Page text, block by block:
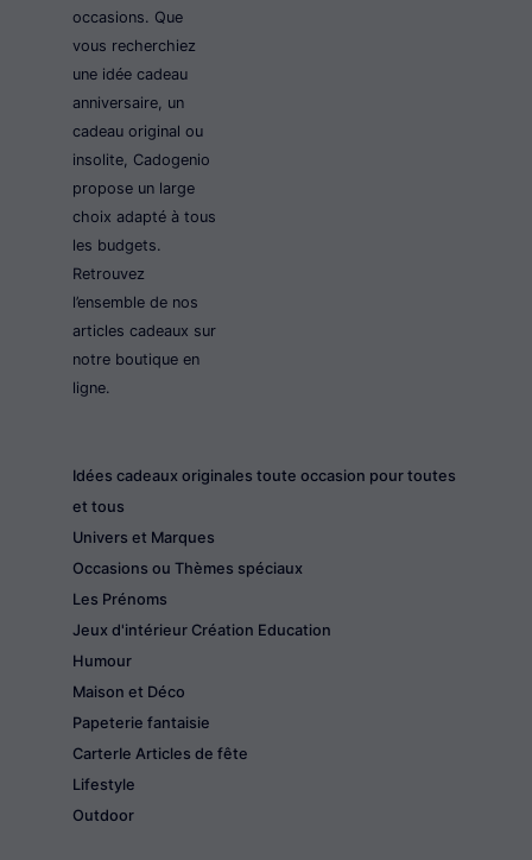
occasions. Que
vous recherchiez
une idée cadeau
anniversaire, un
cadeau original ou
insolite, Cadogenio
propose un large
choix adapté à tous
les budgets.
Retrouvez
l’ensemble de nos
articles cadeaux sur
notre boutique en
ligne.
Idées cadeaux originales toute occasion pour toutes
et tous
Univers et Marques
Occasions ou Thèmes spéciaux
Les Prénoms
Jeux d'intérieur Création Education
Humour
Maison et Déco
Papeterie fantaisie
CarterIe Articles de fête
Lifestyle
Outdoor